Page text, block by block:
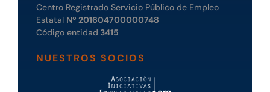
Centro Registrado Servicio Público de Empleo
Estatal Nº 201604700000748
Código entidad 3415
NUESTROS SOCIOS